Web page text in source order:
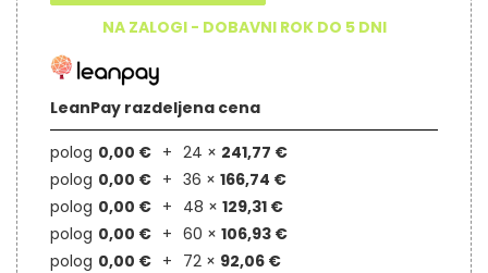
NA ZALOGI - DOBAVNI ROK DO 5 DNI
LeanPay razdeljena cena
polog 0,00 € 24 × 241,77 €
polog 0,00 € 36 × 166,74 €
polog 0,00 € 48 × 129,31 €
polog 0,00 € 60 × 106,93 €
polog 0,00 € 72 × 92,06 €